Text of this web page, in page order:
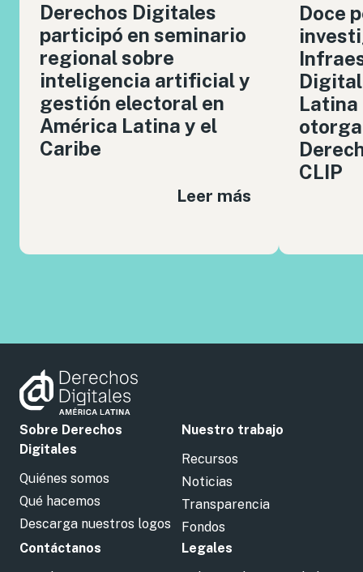
Derechos Digitales
participó en seminario
regional sobre
inteligencia artificial y
gestión electoral en
América Latina y el
Caribe
Leer más
Doce
Latina
CLIP
Sobre Derechos
Digitales
Quiénes somos
Qué hacemos
Descarga nuestros logos
Nuestro trabajo
Recursos
Noticias
Transparencia
Fondos
Contáctanos
Legales